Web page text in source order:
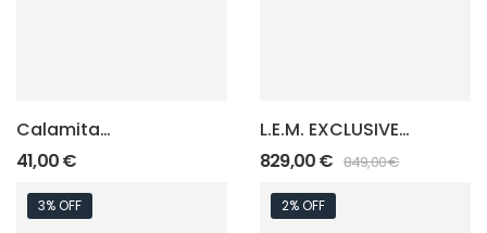
Calamita
Recupera aghi per
L.E.M.
41,00€
L.E.M. EXCLUSIVE
(Mod. 2023)
829,00€ 849,00€
3% OFF 2% OFF